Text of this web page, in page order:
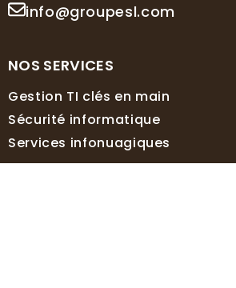
info@groupesl.com
NOS SERVICES
Gestion TI clés en main
Sécurité informatique
Services infonuagiques